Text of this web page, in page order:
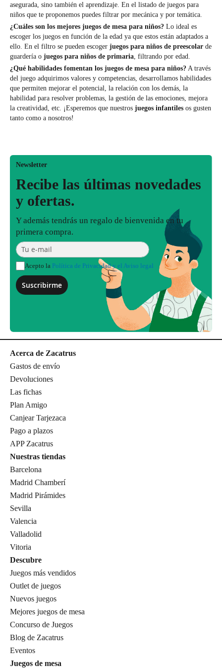
asegurada, sino también el aprendizaje. En el listado de juegos para
niños que te proponemos puedes filtrar por mecánica y por temática.
¿Cuáles son los mejores juegos de mesa para niños? Lo ideal es
escoger los juegos en función de la edad ya que estos están adaptados a
ello. En el filtro se pueden escoger juegos para niños de preescolar de
guardería o juegos para niños de primaria , filtrando por edad.
¿Qué habilidades fomentan los juegos de mesa para niños? A través
del juego adquirimos valores y competencias, desarrollamos habilidades
que permiten mejorar el potencial, la relación con los demás, la
habilidad para resolver problemas, la gestión de las emociones, mejora
la creatividad, etc. ¡Esperemos que nuestros juegos infantiles os gusten
tanto como a nosotros!
Newsletter
Recibe las últimas novedades
y ofertas.
Y además tendrás un regalo de bienvenida en tu
primera compra.
Acepto la Política de Privacidad y el Aviso legal
Suscribirme
Acerca de Zacatrus
Gastos de envío
Devoluciones
Las fichas
Plan Amigo
Canjear Tarjezaca
Pago a plazos
APP Zacatrus
Nuestras tiendas
Barcelona
Madrid Chamberí
Madrid Pirámides
Sevilla
Valencia
Valladolid
Vitoria
Descubre
Juegos más vendidos
Outlet de juegos
Nuevos juegos
Mejores juegos de mesa
Concurso de Juegos
Blog de Zacatrus
Eventos
Juegos de mesa